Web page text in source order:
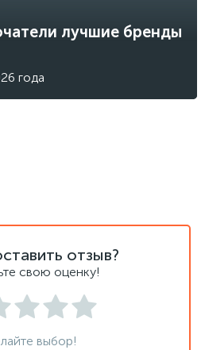
лучшие бренды
года
отзыв?
свою оценку!
выбор!